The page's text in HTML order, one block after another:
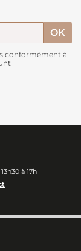
conformément à
à 17h